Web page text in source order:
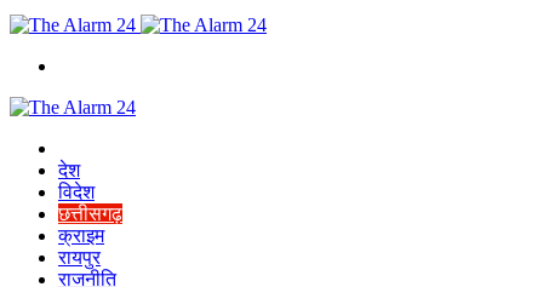
देश
विदेश
छत्तीसगढ़
क्राइम
रायपुर
राजनीति